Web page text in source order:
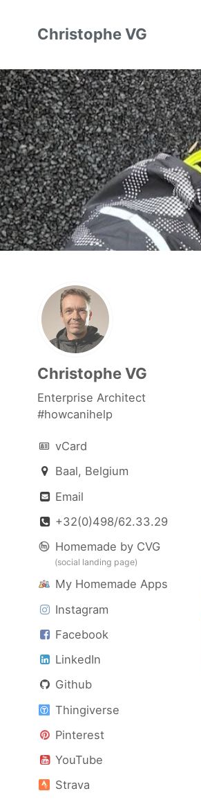
Christophe VG
Christophe VG
Enterprise Architect
#howcanihelp
vCard
Baal, Belgium
Email
+32(0)498/62.33.29
Homemade by CVG
(social landing page)
My Homemade Apps
Instagram
Facebook
LinkedIn
Github
Thingiverse
Pinterest
YouTube
Strava